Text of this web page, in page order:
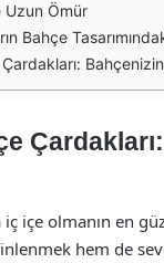
Uzun Ömür
Bahçe
içe olmanın en
hem de